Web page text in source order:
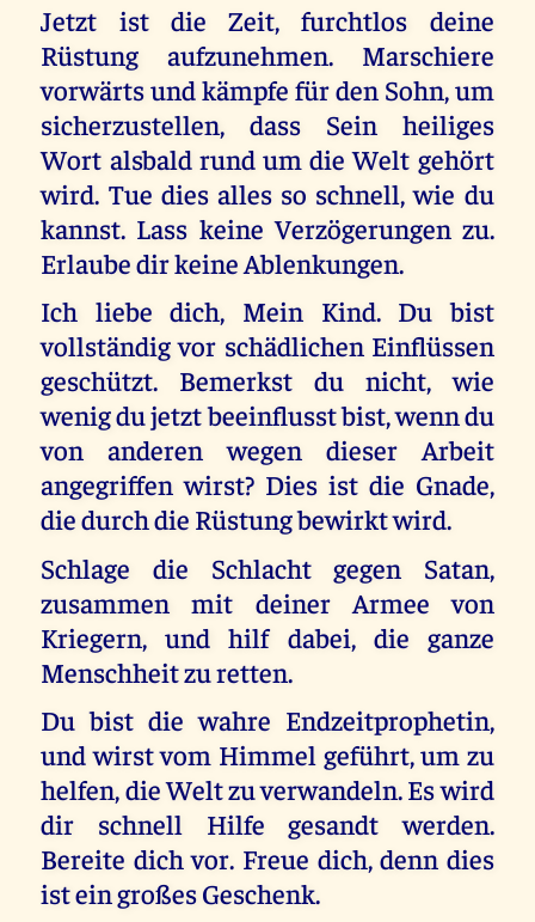
Jetzt ist die Zeit, furchtlos deine
Rüstung aufzunehmen. Marschiere
vorwärts und kämpfe für den Sohn, um
sicherzustellen, dass Sein heiliges
Wort alsbald rund um die Welt gehört
wird. Tue dies alles so schnell, wie du
kannst. Lass keine Verzögerungen zu.
Erlaube dir keine Ablenkungen.
Ich liebe dich, Mein Kind. Du bist
vollständig vor schädlichen Einflüssen
geschützt. Bemerkst du nicht, wie
wenig du jetzt beeinflusst bist, wenn du
von anderen wegen dieser Arbeit
angegriffen wirst? Dies ist die Gnade,
die durch die Rüstung bewirkt wird.
Schlage die Schlacht gegen Satan,
zusammen mit deiner Armee von
Kriegern, und hilf dabei, die ganze
Menschheit zu retten.
Du bist die wahre Endzeitprophetin,
und wirst vom Himmel geführt, um zu
helfen, die Welt zu verwandeln. Es wird
dir schnell Hilfe gesandt werden.
Bereite dich vor. Freue dich, denn dies
ist ein großes Geschenk.